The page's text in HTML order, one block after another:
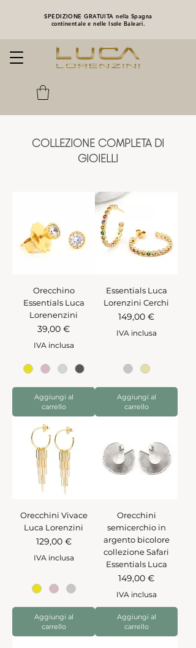
SPEDIZIONE GRATUITA nella Spagna
continentale e nelle Isole Baleari.
COLLEZIONE COMPLETA DI
GIOIELLI
Orecchino
Essentials Luca
Lorenenzini
Prezzo
39,00 €
IVA inclusa
Aggiungi al
carrello
Essentials Luca
Lorenzini Cerchi
Prezzo
149,00 €
IVA inclusa
Aggiungi al
carrello
Orecchini Vivace
Luca Lorenzini
Prezzo
129,00 €
IVA inclusa
Aggiungi al
carrello
Orecchini
semicerchio in
argento bicolore
collezione Safari
Essentials Luca
Prezzo
149,00 €
IVA inclusa
Aggiungi al
carrello